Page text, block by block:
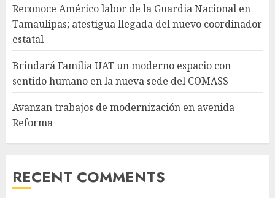
Reconoce Américo labor de la Guardia Nacional en
Tamaulipas; atestigua llegada del nuevo coordinador
estatal
Brindará Familia UAT un moderno espacio con
sentido humano en la nueva sede del COMASS
Avanzan trabajos de modernización en avenida
Reforma
RECENT COMMENTS